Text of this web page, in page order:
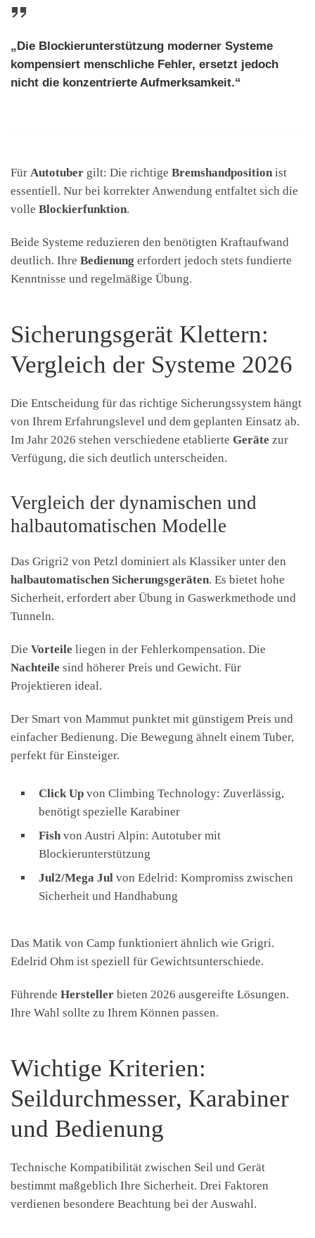
„Die Blockierunterstützung moderner Systeme
kompensiert menschliche Fehler, ersetzt jedoch
nicht die konzentrierte Aufmerksamkeit.“
Für Autotuber gilt: Die richtige Bremshandposition ist
essentiell. Nur bei korrekter Anwendung entfaltet sich die
volle Blockierfunktion.
Beide Systeme reduzieren den benötigten Kraftaufwand
deutlich. Ihre Bedienung erfordert jedoch stets fundierte
Kenntnisse und regelmäßige Übung.
Sicherungsgerät Klettern:
Vergleich der Systeme 2026
Die Entscheidung für das richtige Sicherungssystem hängt
von Ihrem Erfahrungslevel und dem geplanten Einsatz ab.
Im Jahr 2026 stehen verschiedene etablierte Geräte zur
Verfügung, die sich deutlich unterscheiden.
Vergleich der dynamischen und
halbautomatischen Modelle
Das Grigri2 von Petzl dominiert als Klassiker unter den
halbautomatischen Sicherungsgeräten. Es bietet hohe
Sicherheit, erfordert aber Übung in Gaswerkmethode und
Tunneln.
Die Vorteile liegen in der Fehlerkompensation. Die
Nachteile sind höherer Preis und Gewicht. Für
Projektieren ideal.
Der Smart von Mammut punktet mit günstigem Preis und
einfacher Bedienung. Die Bewegung ähnelt einem Tuber,
perfekt für Einsteiger.
Click Up von Climbing Technology: Zuverlässig,
benötigt spezielle Karabiner
Fish von Austri Alpin: Autotuber mit
Blockierunterstützung
Jul2/Mega Jul von Edelrid: Kompromiss zwischen
Sicherheit und Handhabung
Das Matik von Camp funktioniert ähnlich wie Grigri.
Edelrid Ohm ist speziell für Gewichtsunterschiede.
Führende Hersteller bieten 2026 ausgereifte Lösungen.
Ihre Wahl sollte zu Ihrem Können passen.
Wichtige Kriterien:
Seildurchmesser, Karabiner
und Bedienung
Technische Kompatibilität zwischen Seil und Gerät
bestimmt maßgeblich Ihre Sicherheit. Drei Faktoren
verdienen besondere Beachtung bei der Auswahl.